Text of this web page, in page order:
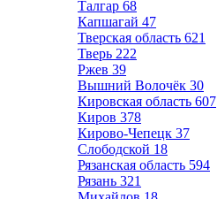
Талгар 68
Капшагай 47
Тверская область 621
Тверь 222
Ржев 39
Вышний Волочёк 30
Кировская область 607
Киров 378
Кирово-Чепецк 37
Слободской 18
Рязанская область 594
Рязань 321